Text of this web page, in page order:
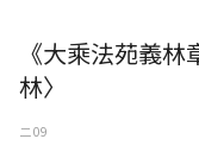
《大乘法苑義
林〉
二 09